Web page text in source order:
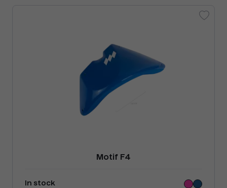
Motif F4
In stock